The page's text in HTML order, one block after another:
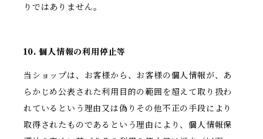
りではありません。
10. 個人情報の利用停止等
当ショップは、お客様から、お客様の個人情報が、あ
らかじめ公表された利用目的の範囲を超えて取り扱わ
れているという理由又は偽りその他不正の手段により
取得されたものであるという理由により、個人情報保